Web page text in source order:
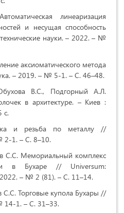
линеаризация
и несущая способность
науки. – 2022. – №
аксиоматического метода
– 2019. – № 5-1. – С. 46–48.
В.С., Подгорный А.Л.
в архитектуре. – Киев :
с.
и резьба по металлу //
2-1. – С. 8–10.
С.С. Мемориальный комплекс
в Бухаре // Universum:
– № 2 (81). – С. 11–14.
С.С. Торговые купола Бухары //
14-1. – С. 31–33.